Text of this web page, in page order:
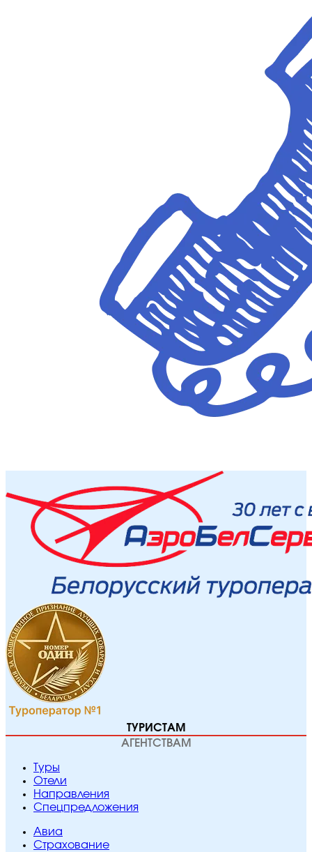
ТУРИСТАМ
АГЕНТСТВАМ
Туры
Отели
Направления
Спецпредложения
Авиа
Страхование